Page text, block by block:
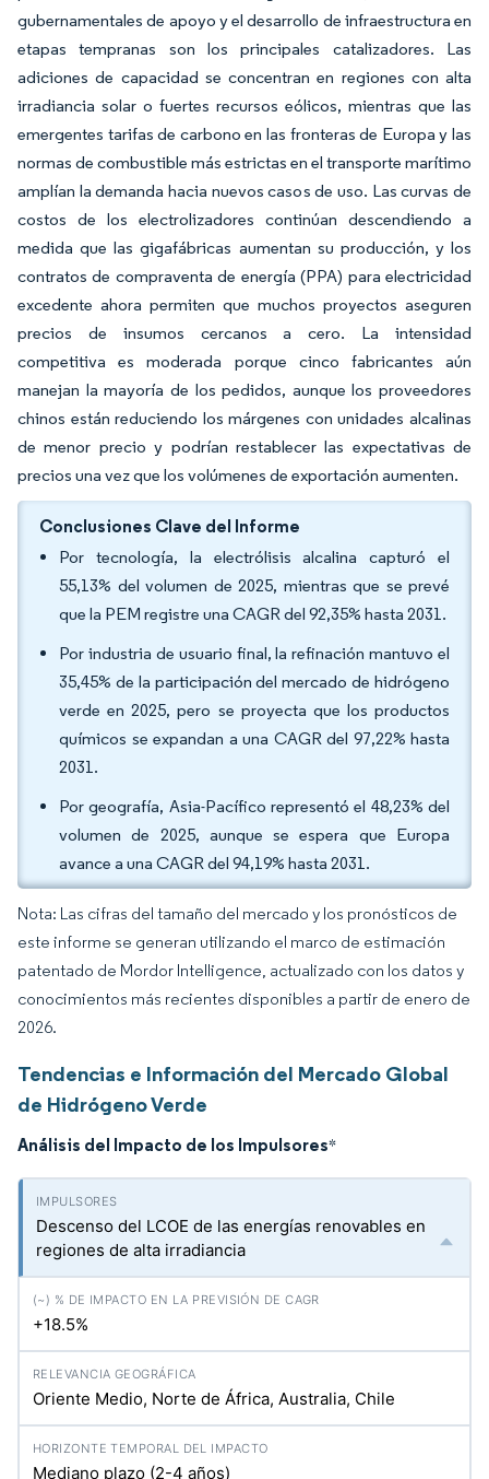
gubernamentales de apoyo y el desarrollo de infraestructura en
etapas tempranas son los principales catalizadores. Las
adiciones de capacidad se concentran en regiones con alta
irradiancia solar o fuertes recursos eólicos, mientras que las
emergentes tarifas de carbono en las fronteras de Europa y las
normas de combustible más estrictas en el transporte marítimo
amplían la demanda hacia nuevos casos de uso. Las curvas de
costos de los electrolizadores continúan descendiendo a
medida que las gigafábricas aumentan su producción, y los
contratos de compraventa de energía (PPA) para electricidad
excedente ahora permiten que muchos proyectos aseguren
precios de insumos cercanos a cero. La intensidad
competitiva es moderada porque cinco fabricantes aún
manejan la mayoría de los pedidos, aunque los proveedores
chinos están reduciendo los márgenes con unidades alcalinas
de menor precio y podrían restablecer las expectativas de
precios una vez que los volúmenes de exportación aumenten.
Conclusiones Clave del Informe
Por tecnología, la electrólisis alcalina capturó el
55,13% del volumen de 2025, mientras que se prevé
que la PEM registre una CAGR del 92,35% hasta 2031.
Por industria de usuario final, la refinación mantuvo el
35,45% de la participación del mercado de hidrógeno
verde en 2025, pero se proyecta que los productos
químicos se expandan a una CAGR del 97,22% hasta
2031.
Por geografía, Asia-Pacífico representó el 48,23% del
volumen de 2025, aunque se espera que Europa
avance a una CAGR del 94,19% hasta 2031.
Nota: Las cifras del tamaño del mercado y los pronósticos de
este informe se generan utilizando el marco de estimación
patentado de Mordor Intelligence, actualizado con los datos y
conocimientos más recientes disponibles a partir de enero de
2026.
Tendencias e Información del Mercado Global
de Hidrógeno Verde
Análisis del Impacto de los Impulsores*
Descenso del LCOE de las energías renovables en
regiones de alta irradiancia
+18.5%
Oriente Medio, Norte de África, Australia, Chile
Mediano plazo (2-4 años)